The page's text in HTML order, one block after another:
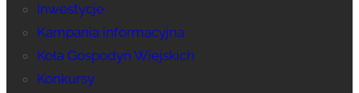
Inwestycje
Kampania informacyjna
Koła Gospodyń Wiejskich
Konkursy